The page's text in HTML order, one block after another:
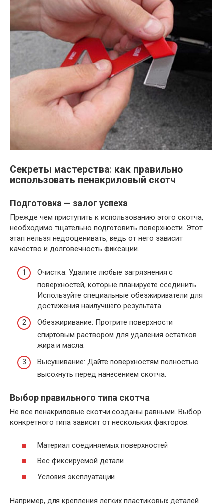
Секреты мастерства: как правильно
использовать пенакриловый скотч
Подготовка — залог успеха
Прежде чем приступить к использованию этого скотча,
необходимо тщательно подготовить поверхности. Этот
этап нельзя недооценивать, ведь от него зависит
качество и долговечность фиксации.
Очистка: Удалите любые загрязнения с
поверхностей, которые планируете соединить.
Используйте специальные обезжириватели для
достижения наилучшего результата.
Обезжиривание: Протрите поверхности
спиртовым раствором для удаления остатков
жира и масла.
Высушивание: Дайте поверхностям полностью
высохнуть перед нанесением скотча.
Выбор правильного типа скотча
Не все пенакриловые скотчи созданы равными. Выбор
конкретного типа зависит от нескольких факторов:
Материал соединяемых поверхностей
Вес фиксируемой детали
Условия эксплуатации
Например, для крепления легких пластиковых деталей